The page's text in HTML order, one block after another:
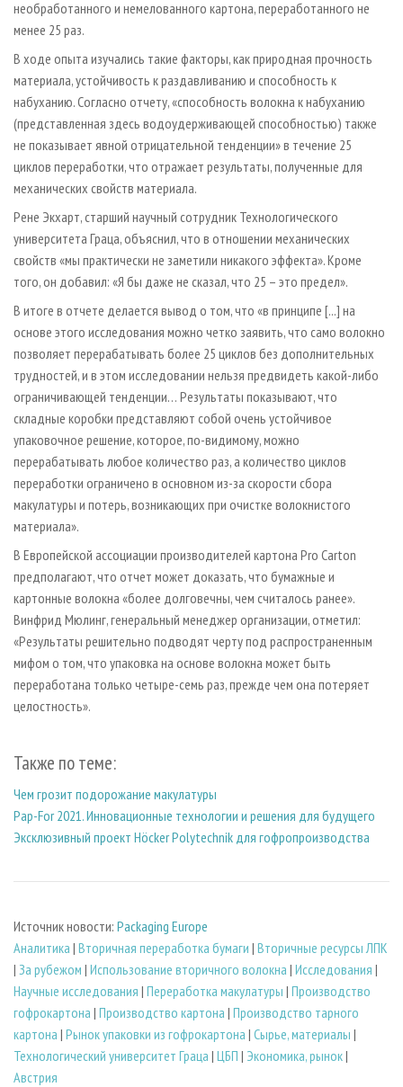
необработанного и немелованного картона, переработанного не
менее 25 раз.
В ходе опыта изучались такие факторы, как природная прочность
материала, устойчивость к раздавливанию и способность к
набуханию. Согласно отчету, «способность волокна к набуханию
(представленная здесь водоудерживающей способностью) также
не показывает явной отрицательной тенденции» в течение 25
циклов переработки, что отражает результаты, полученные для
механических свойств материала.
Рене Экхарт, старший научный сотрудник Технологического
университета Граца, объяснил, что в отношении механических
свойств «мы практически не заметили никакого эффекта». Кроме
того, он добавил: «Я бы даже не сказал, что 25 – это предел».
В итоге в отчете делается вывод о том, что «в принципе [...] на
основе этого исследования можно четко заявить, что само волокно
позволяет перерабатывать более 25 циклов без дополнительных
трудностей, и в этом исследовании нельзя предвидеть какой-либо
ограничивающей тенденции… Результаты показывают, что
складные коробки представляют собой очень устойчивое
упаковочное решение, которое, по-видимому, можно
перерабатывать любое количество раз, а количество циклов
переработки ограничено в основном из-за скорости сбора
макулатуры и потерь, возникающих при очистке волокнистого
материала».
В Европейской ассоциации производителей картона Pro Carton
предполагают, что отчет может доказать, что бумажные и
картонные волокна «более долговечны, чем считалось ранее».
Винфрид Мюлинг, генеральный менеджер организации, отметил:
«Результаты решительно подводят черту под распространенным
мифом о том, что упаковка на основе волокна может быть
переработана только четыре-семь раз, прежде чем она потеряет
целостность».
Также по теме:
Чем грозит подорожание макулатуры
Pap-For 2021. Инновационные технологии и решения для будущего
Эксклюзивный проект Höcker Polytechnik для гофропроизводства
Источник новости: Packaging Europe
Аналитика | Вторичная переработка бумаги | Вторичные ресурсы ЛПК
| За рубежом | Использование вторичного волокна | Исследования |
Научные исследования | Переработка макулатуры | Производство
гофрокартона | Производство картона | Производство тарного
картона | Рынок упаковки из гофрокартона | Сырье, материалы |
Технологический университет Граца | ЦБП | Экономика, рынок|
Австрия